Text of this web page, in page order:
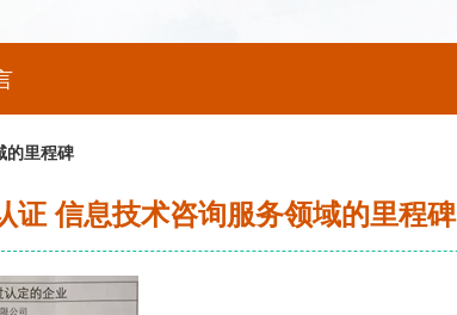
的里程碑
证 信息技术咨询服务领域的里程碑